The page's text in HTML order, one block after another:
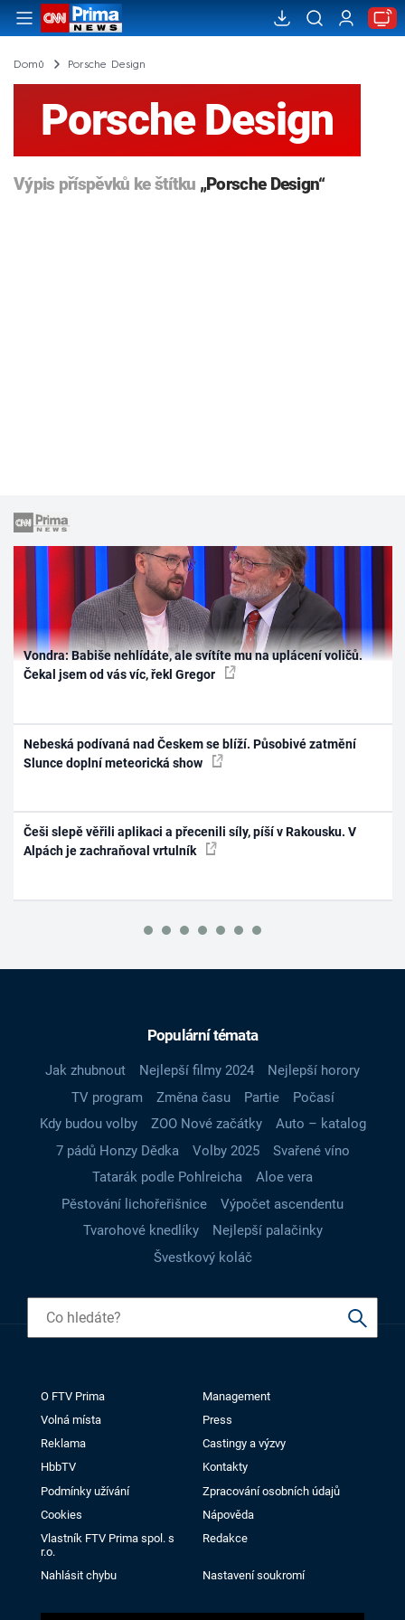
Domů Porsche Design
Porsche Design
Výpis příspěvků ke štítku „Porsche Design“
Vondra: Babiše nehlídáte, ale svítíte mu na uplácení voličů.
Čekal jsem od vás víc, řekl Gregor
Nebeská podívaná nad Českem se blíží. Působivé zatmění
Slunce doplní meteorická show
Češi slepě věřili aplikaci a přecenili síly, píší v Rakousku. V
Alpách je zachraňoval vrtulník
Populární témata
Jak zhubnout Nejlepší filmy 2024
Nejlepší horory
TV program
Změna času Partie
Počasí
Kdy budou volby
ZOO Nové začátky
Auto – katalog
7 pádů Honzy Dědka
Volby 2025
Svařené víno
Tatarák podle Pohlreicha
Aloe vera
Pěstování lichořeřišnice
Výpočet ascendentu
Tvarohové knedlíky
Nejlepší palačinky
Švestkový koláč
O FTV Prima
Management
Volná místa
Press
Reklama
Castingy a výzvy
HbbTV
Kontakty
Podmínky užívání
Zpracování osobních údajů
Cookies
Nápověda
Vlastník FTV Prima spol. s
r.o.
Redakce
Nahlásit chybu Nastavení soukromí